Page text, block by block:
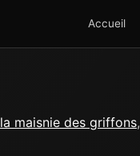
Accueil
la maisnie des griffons,